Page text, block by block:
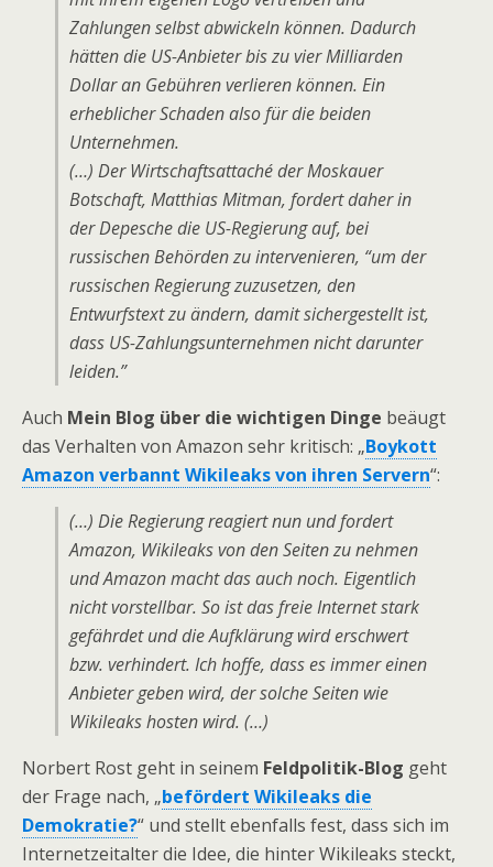
Zahlungen selbst abwickeln können. Dadurch
hätten die US-Anbieter bis zu vier Milliarden
Dollar an Gebühren verlieren können. Ein
erheblicher Schaden also für die beiden
Unternehmen.
(…) Der Wirtschaftsattaché der Moskauer
Botschaft, Matthias Mitman, fordert daher in
der Depesche die US-Regierung auf, bei
russischen Behörden zu intervenieren, “um der
russischen Regierung zuzusetzen, den
Entwurfstext zu ändern, damit sichergestellt ist,
dass US-Zahlungsunternehmen nicht darunter
leiden.”
Auch Mein Blog über die wichtigen Dinge beäugt
das Verhalten von Amazon sehr kritisch: „Boykott
Amazon verbannt Wikileaks von ihren Servern“:
(…) Die Regierung reagiert nun und fordert
Amazon, Wikileaks von den Seiten zu nehmen
und Amazon macht das auch noch. Eigentlich
nicht vorstellbar. So ist das freie Internet stark
gefährdet und die Aufklärung wird erschwert
bzw. verhindert. Ich hoffe, dass es immer einen
Anbieter geben wird, der solche Seiten wie
Wikileaks hosten wird. (…)
Norbert Rost geht in seinem Feldpolitik-Blog geht
der Frage nach, „befördert Wikileaks die
Demokratie?“ und stellt ebenfalls fest, dass sich im
Internetzeitalter die Idee, die hinter Wikileaks steckt,